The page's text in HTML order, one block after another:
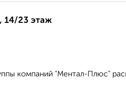
14/23 этаж
компаний "Ментал-Плюс"